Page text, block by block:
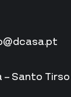
– Santo Tirso